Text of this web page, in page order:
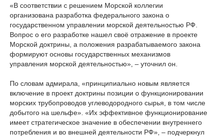
«В соответствии с решением Морской коллегии
организована разработка федерального закона о
государственном управлении морской деятельностью РФ.
Вопрос о его разработке нашел своё отражение в проекте
Морской доктрины, а положения разрабатываемого закона
формируют основы государственных механизмов
управления морской деятельностью», – уточнил он.
По словам адмирала, «принципиально новым является
включение в проект доктрины позиции о функционировании
морских трубопроводов углеводородного сырья, в том числе
добытого на шельфе». «Их эффективное функционирование
имеет стратегическое значение в обеспечении внутреннего
потребления и во внешней деятельности РФ», – подчеркнул